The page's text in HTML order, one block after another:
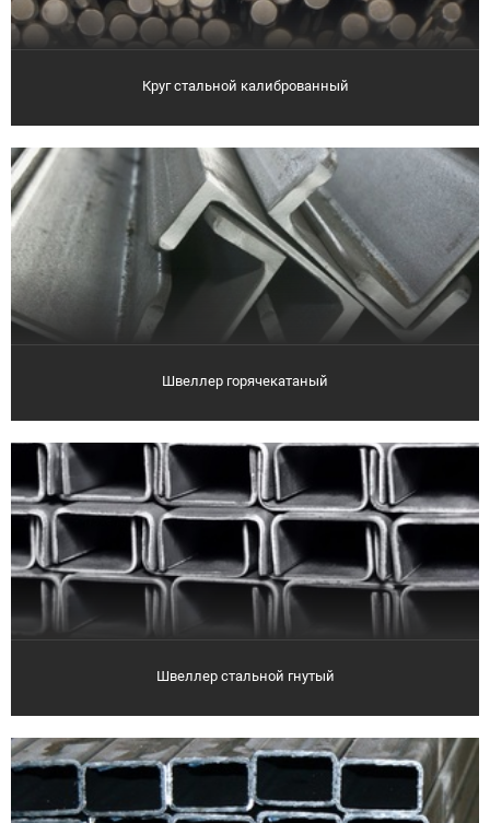
Круг стальной калиброванный
Швеллер горячекатаный
Швеллер стальной гнутый